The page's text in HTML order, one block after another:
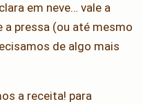
em neve… vale a
a pressa (ou até mesmo
de algo mais
a receita! para